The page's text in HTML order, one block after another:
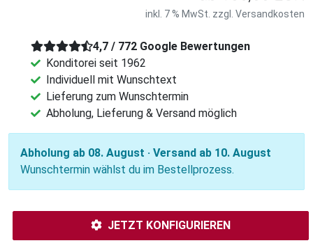
inkl. 7 % MwSt. zzgl. Versandkosten
4,7 / 772 Google Bewertungen
Konditorei seit 1962
Individuell mit Wunschtext
Lieferung zum Wunschtermin
Abholung, Lieferung & Versand möglich
Abholung ab 08. August · Versand ab 10. August
Wunschtermin wählst du im Bestellprozess.
JETZT KONFIGURIEREN